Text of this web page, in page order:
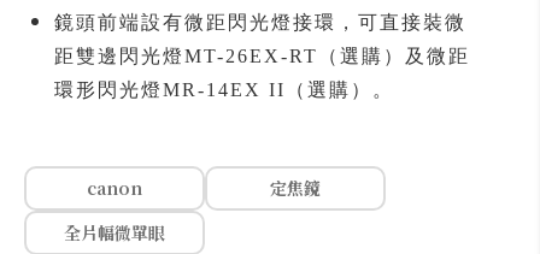
鏡頭前端設有微距閃光燈接環，可直接裝微
距雙邊閃光燈MT-26EX-RT（選購）及微距
環形閃光燈MR-14EX II（選購）。
canon
定焦鏡
全片幅微單眼